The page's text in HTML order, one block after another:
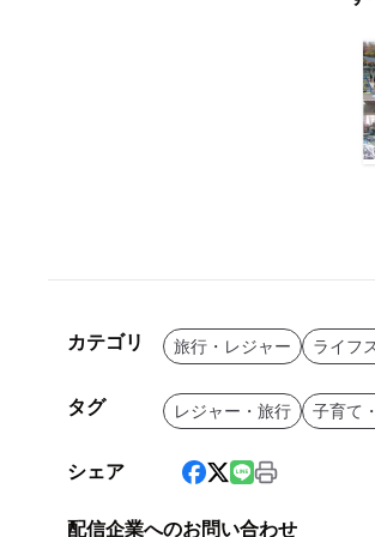
カテゴリ 旅行・レジャー ライフ
タグ レジャー・旅行 子育て
シェア
配信企業へのお問い合わせ